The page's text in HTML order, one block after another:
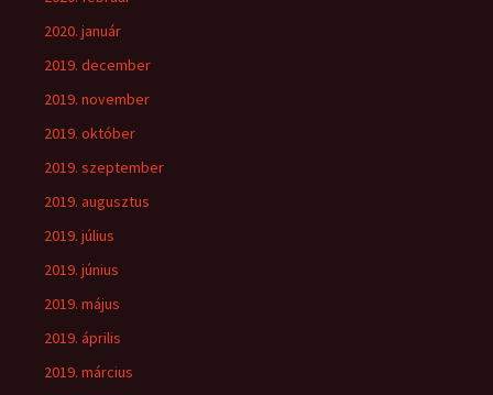
2020. január
2019. december
2019. november
2019. október
2019. szeptember
2019. augusztus
2019. július
2019. június
2019. május
2019. április
2019. március